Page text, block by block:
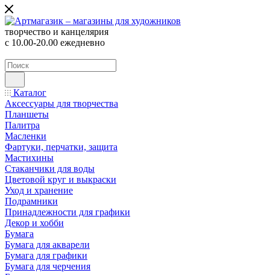
творчество и канцелярия
с 10.00-20.00 ежедневно
Каталог
Аксессуары для творчества
Планшеты
Палитра
Масленки
Фартуки, перчатки, защита
Мастихины
Стаканчики для воды
Цветовой круг и выкраски
Уход и хранение
Подрамники
Принадлежности для графики
Декор и хобби
Бумага
Бумага для акварели
Бумага для графики
Бумага для черчения